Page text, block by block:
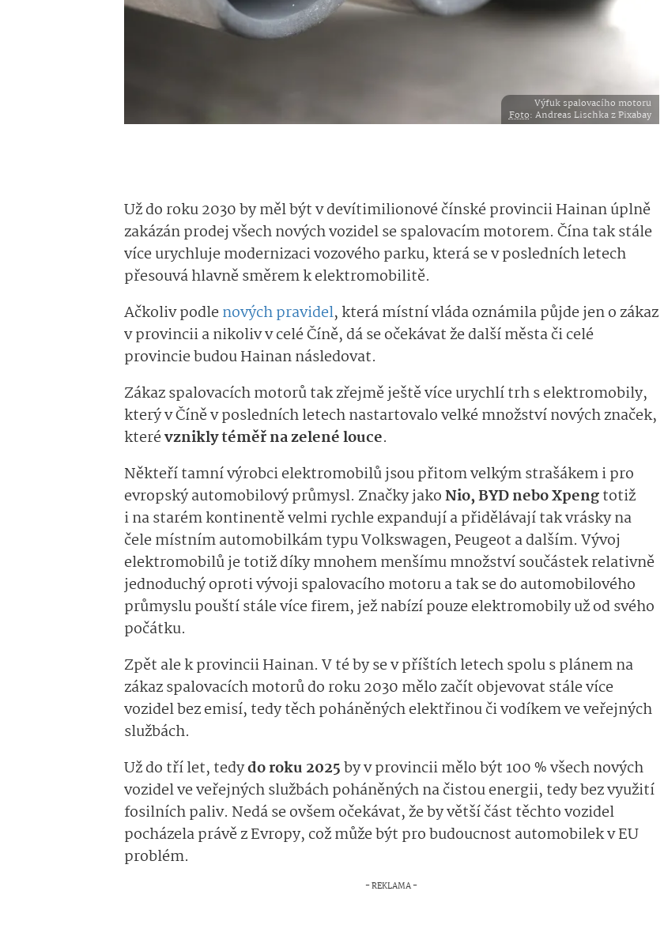
Výfuk spalovacího motoru
Foto: Andreas Lischka z Pixabay
Už do roku 2030 by měl být v devítimilionové čínské provincii Hainan úplně
zakázán prodej všech nových vozidel se spalovacím motorem. Čína tak stále
více urychluje modernizaci vozového parku, která se v posledních letech
přesouvá hlavně směrem k elektromobilitě.
Ačkoliv podlenových pravidel, která místní vláda oznámila půjde jen o zákaz
v provincii a nikoliv v celé Číně, dá se očekávat že další města či celé
provincie budou Hainan následovat.
Zákaz spalovacích motorů tak zřejmě ještě více urychlí trh s elektromobily,
který v Číně v posledních letech nastartovalo velké množství nových značek,
kterévznikly téměř na zelené louce.
Někteří tamní výrobci elektromobilů jsou přitom velkým strašákem i pro
evropský automobilový průmysl. Značky jakoNio, BYD nebo Xpengtotiž
i na starém kontinentě velmi rychle expandují a přidělávají tak vrásky na
čele místním automobilkám typu Volkswagen, Peugeot a dalším. Vývoj
elektromobilů je totiž díky mnohem menšímu množství součástek relativně
jednoduchý oproti vývoji spalovacího motoru a tak se do automobilového
průmyslu pouští stále více firem, jež nabízí pouze elektromobily už od svého
počátku.
Zpět ale k provincii Hainan. V té by se v příštích letech spolu s plánem na
zákaz spalovacích motorů do roku 2030 mělo začít objevovat stále více
vozidel bez emisí, tedy těch poháněných elektřinou či vodíkem ve veřejných
službách.
Už do tří let, tedydo roku 2025by v provincii mělo být 100 % všech nových
vozidel ve veřejných službách poháněných na čistou energii, tedy bez využití
fosilních paliv. Nedá se ovšem očekávat, že by větší část těchto vozidel
pocházela právě z Evropy, což může být pro budoucnost automobilek v EU
problém.